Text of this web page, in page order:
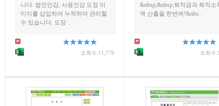
니다. 법인인감, 사용인감 도장 이
미지를 삽입하여 누적하여 관리할
수 있습니다. 도장 ..
조회수:11,770
&nbsp;&nbsp;퇴직금과 퇴직소
액 산출을 한번에!&nbs..
조회수